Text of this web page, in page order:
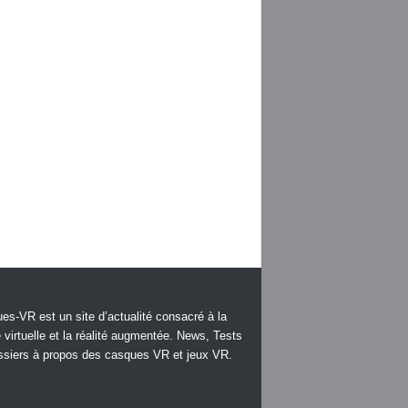
VR est un site d’actualité consacré à la
virtuelle et la réalité augmentée. News, Tests
à propos des casques VR et jeux VR.